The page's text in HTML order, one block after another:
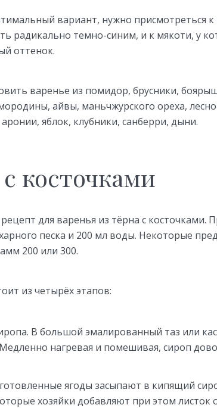
вариант, нужно присмотреться к
радикально темно-синим, и к мякоти, у
оттенок.
варенье из помидор, брусники,
айвы, маньчжурского ореха,
яблок, клубники, санберри, дыни.
косточками
для варенья из тёрна с косточками.
песка и 200 мл воды. Некоторые
200 или 300.
из четырёх этапов:
В большой эмалированный таз или
нагревая и помешивая, сироп
ягоды засыпают в кипящий
хозяйки добавляют при этом листок